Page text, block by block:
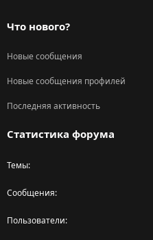
Что нового?
Новые сообщения
Новые сообщения профилей
Последняя активность
Статистика форума
Темы
Сообщения
Пользователи